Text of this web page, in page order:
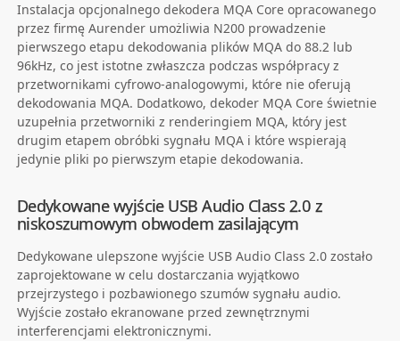
Instalacja opcjonalnego dekodera MQA Core opracowanego
przez firmę Aurender umożliwia N200 prowadzenie
pierwszego etapu dekodowania plików MQA do 88.2 lub
96kHz, co jest istotne zwłaszcza podczas współpracy z
przetwornikami cyfrowo-analogowymi, które nie oferują
dekodowania MQA. Dodatkowo, dekoder MQA Core świetnie
uzupełnia przetworniki z renderingiem MQA, który jest
drugim etapem obróbki sygnału MQA i które wspierają
jedynie pliki po pierwszym etapie dekodowania.
Dedykowane wyjście USB Audio Class 2.0 z
niskoszumowym obwodem zasilającym
Dedykowane ulepszone wyjście USB Audio Class 2.0 zostało
zaprojektowane w celu dostarczania wyjątkowo
przejrzystego i pozbawionego szumów sygnału audio.
Wyjście zostało ekranowane przed zewnętrznymi
interferencjami elektronicznymi.